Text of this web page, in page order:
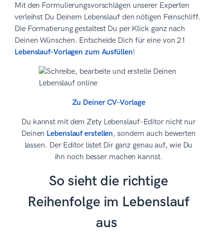
Mit den Formulierungsvorschlägen unserer Experten
verleihst Du Deinem Lebenslauf den nötigen Feinschliff.
Die Formatierung gestaltest Du per Klick ganz nach
Deinen Wünschen. Entscheide Dich für eine von 21
Lebenslauf-Vorlagen zum Ausfüllen!
Zu Deiner CV-Vorlage
Du kannst mit dem Zety Lebenslauf-Editor nicht nur
Deinen Lebenslauf erstellen, sondern auch bewerten
lassen. Der Editor listet Dir ganz genau auf, wie Du
ihn noch besser machen kannst.
So sieht die richtige
Reihenfolge im Lebenslauf
aus